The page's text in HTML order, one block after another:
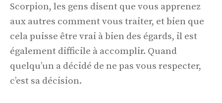
Scorpion, les gens disent que vous apprenez
aux autres comment vous traiter, et bien que
cela puisse être vrai à bien des égards, il est
également difficile à accomplir. Quand
quelqu’un a décidé de ne pas vous respecter,
c’est sa décision.